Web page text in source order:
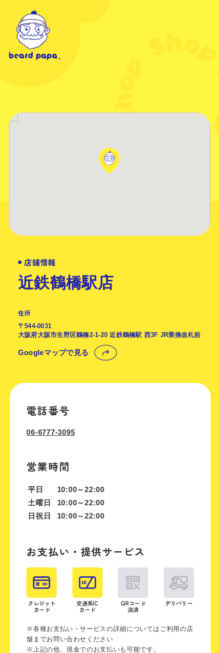
店舗情報
近鉄鶴橋駅店
住所
〒544-0031
大阪府大阪市生野区鶴橋2-1-20 近鉄鶴橋駅 西3F JR乗換改札前
Googleマップで見る
電話番号
06-6777-3095
営業時間
平日
10:00～22:00
土曜日
10:00～22:00
日祝日
10:00～22:00
お支払い・提供サービス
クレジット
カード
交通系IC
カード
QRコード
決済
デリバリー
※各種お支払い・サービスの詳細についてはご利用の店
舗までお問い合わせください
※上記の他、現金でのお支払いも可能です。